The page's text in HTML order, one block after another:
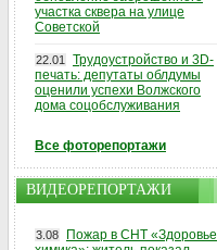
участка сквера на улице
Советской
22.01
Трудоустройство и 3D-
печать: депутаты облдумы
оценили успехи Волжского
дома соцобслуживания
Все фоторепортажи
ВИДЕОРЕПОРТАЖИ
3.08
Пожар в СНТ «Здоровье